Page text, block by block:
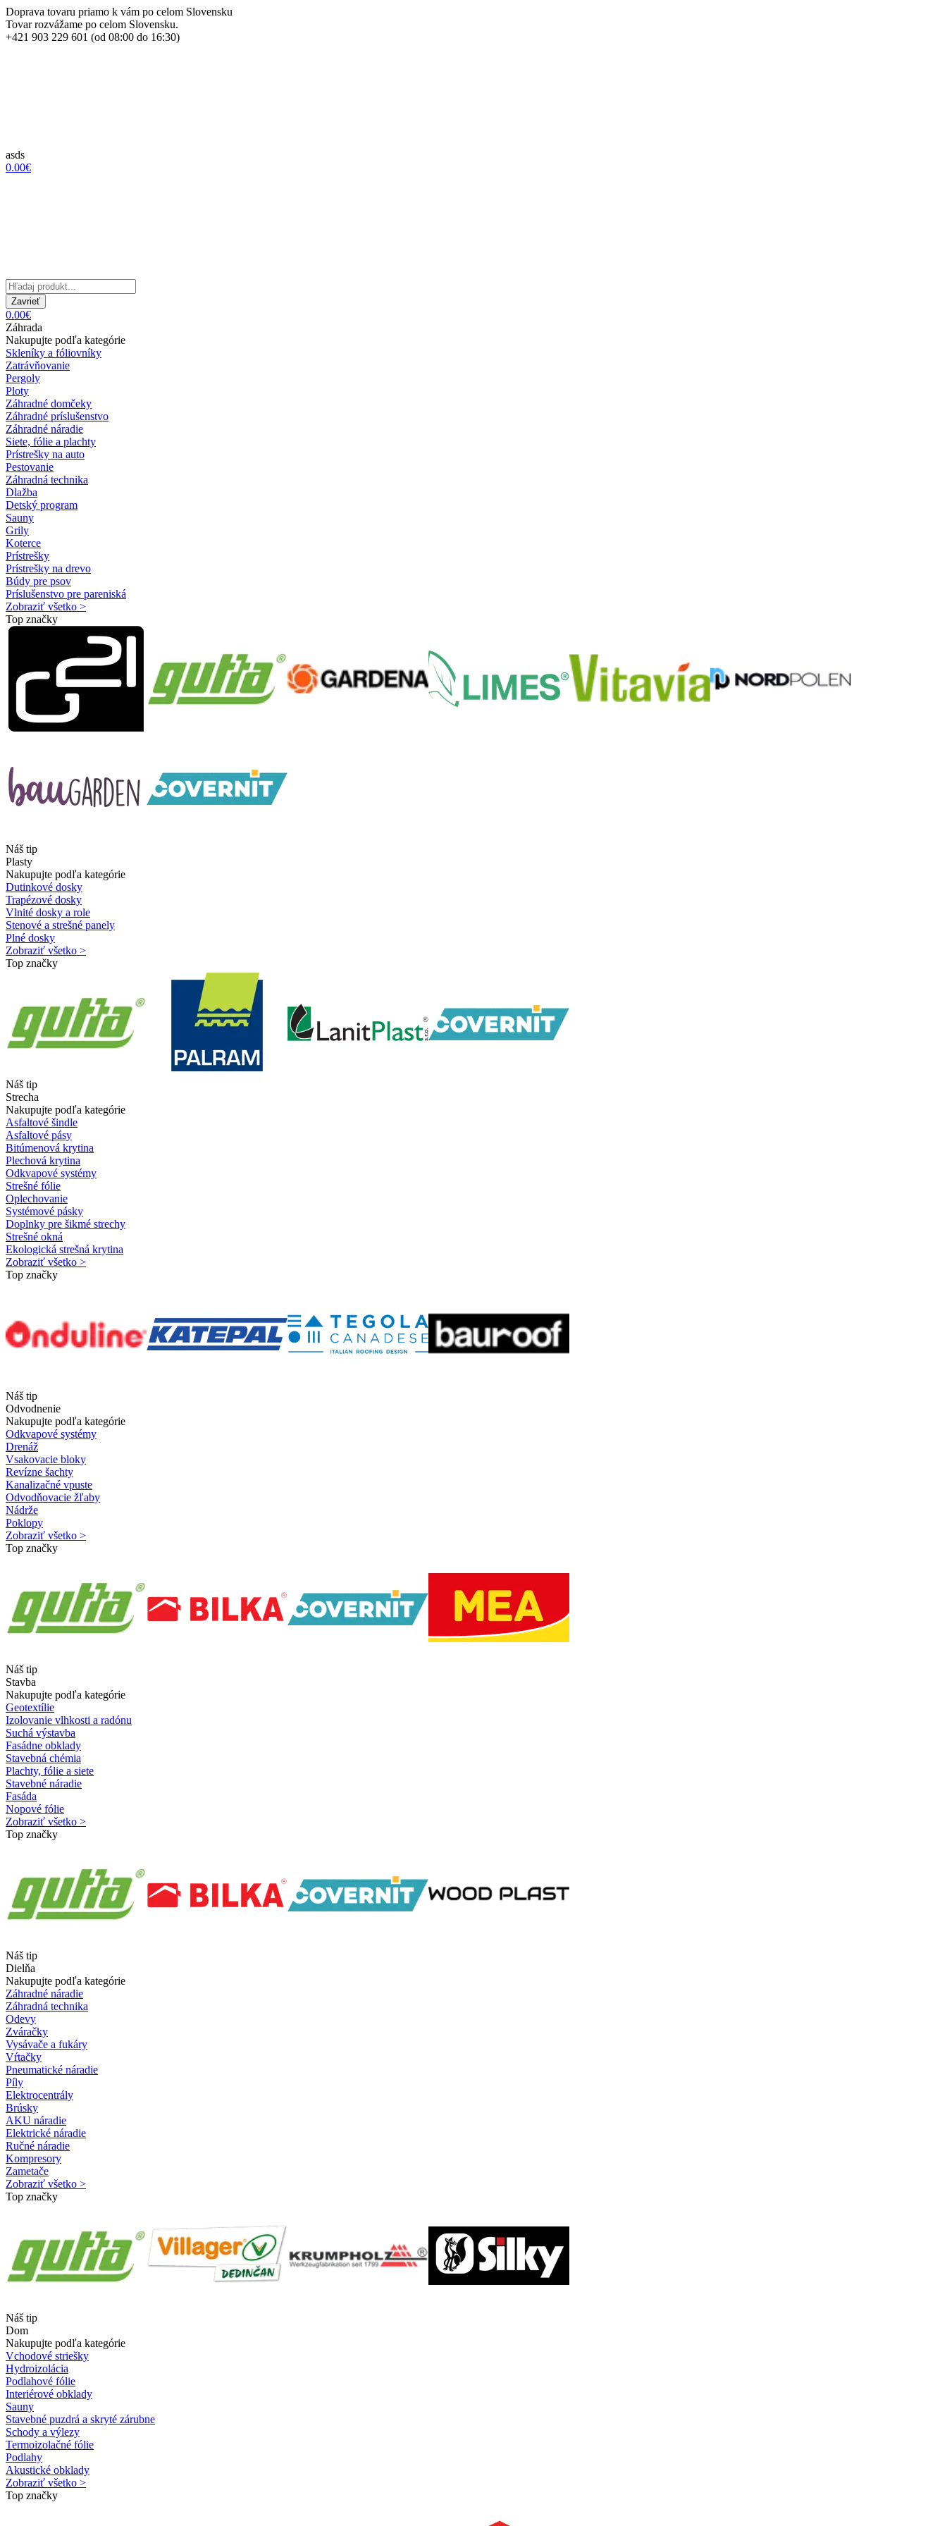
Doprava tovaru priamo k vám po celom Slovensku
Tovar rozvážame po celom Slovensku.
+421 903 229 601 (od 08:00 do 16:30)
asds
0.00€
Zavrieť
0.00€
Záhrada
Nakupujte podľa kategórie
Skleníky a fóliovníky
Zatrávňovanie
Pergoly
Ploty
Záhradné domčeky
Záhradné príslušenstvo
Záhradné náradie
Siete, fólie a plachty
Prístrešky na auto
Pestovanie
Záhradná technika
Dlažba
Detský program
Sauny
Grily
Koterce
Prístrešky
Prístrešky na drevo
Búdy pre psov
Príslušenstvo pre pareniská
Zobraziť všetko >
Top značky
Náš tip
Plasty
Nakupujte podľa kategórie
Dutinkové dosky
Trapézové dosky
Vlnité dosky a role
Stenové a strešné panely
Plné dosky
Zobraziť všetko >
Top značky
Náš tip
Strecha
Nakupujte podľa kategórie
Asfaltové šindle
Asfaltové pásy
Bitúmenová krytina
Plechová krytina
Odkvapové systémy
Strešné fólie
Oplechovanie
Systémové pásky
Doplnky pre šikmé strechy
Strešné okná
Ekologická strešná krytina
Zobraziť všetko >
Top značky
Náš tip
Odvodnenie
Nakupujte podľa kategórie
Odkvapové systémy
Drenáž
Vsakovacie bloky
Revízne šachty
Kanalizačné vpuste
Odvodňovacie žľaby
Nádrže
Poklopy
Zobraziť všetko >
Top značky
Náš tip
Stavba
Nakupujte podľa kategórie
Geotextílie
Izolovanie vlhkosti a radónu
Suchá výstavba
Fasádne obklady
Stavebná chémia
Plachty, fólie a siete
Stavebné náradie
Fasáda
Nopové fólie
Zobraziť všetko >
Top značky
Náš tip
Dielňa
Nakupujte podľa kategórie
Záhradné náradie
Záhradná technika
Odevy
Zváračky
Vysávače a fukáry
Vŕtačky
Pneumatické náradie
Píly
Elektrocentrály
Brúsky
AKU náradie
Elektrické náradie
Ručné náradie
Kompresory
Zametače
Zobraziť všetko >
Top značky
Náš tip
Dom
Nakupujte podľa kategórie
Vchodové striešky
Hydroizolácia
Podlahové fólie
Interiérové obklady
Sauny
Stavebné puzdrá a skryté zárubne
Schody a výlezy
Termoizolačné fólie
Podlahy
Akustické obklady
Zobraziť všetko >
Top značky